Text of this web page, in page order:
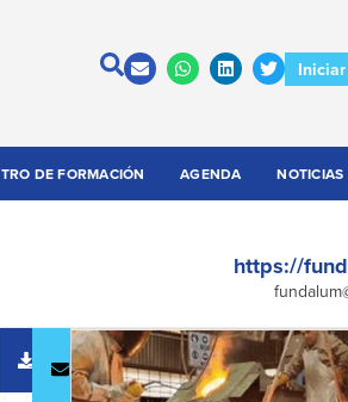
DE FORMACIÓN AGENDA NOTICIAS
https://
Descargar
catálogo
Contactar
a la
empresa